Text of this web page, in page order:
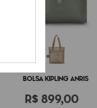
BOLSA KIPLING ANRIS
R$ 899,00